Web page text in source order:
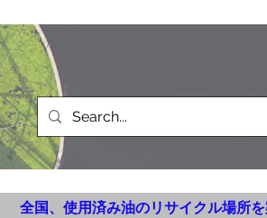
全国、使用済み油のリサイクル場所を